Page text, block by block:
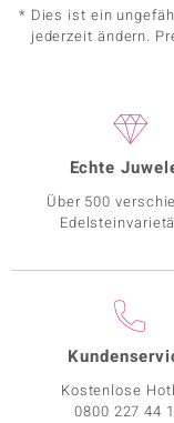
* Dies ist ein
jederzeit ändern.
Echte
Über 500
Kostenlose
0800 227 44